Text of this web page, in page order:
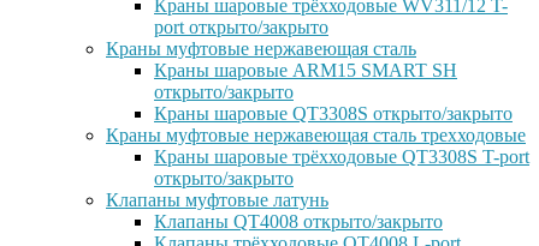
Краны шаровые трёхходовые WV311/12 T-
port открыто/закрыто
Краны муфтовые нержавеющая сталь
Краны шаровые ARM15 SMART SH
открыто/закрыто
Краны шаровые QT3308S открыто/закрыто
Краны муфтовые нержавеющая сталь трехходовые
Краны шаровые трёхходовые QT3308S T-port
открыто/закрыто
Клапаны муфтовые латунь
Клапаны QT4008 открыто/закрыто